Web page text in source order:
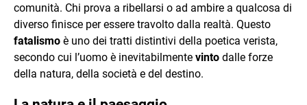
comunità. Chi prova a ribellarsi o ad ambire a qualcosa di
diverso finisce per essere travolto dalla realtà. Questo
fatalismo è uno dei tratti distintivi della poetica verista,
secondo cui l’uomo è inevitabilmente vinto dalle forze
della natura, della società e del destino.